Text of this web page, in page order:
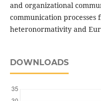
and organizational
communication processes
heteronormativity and
DOWNLOADS